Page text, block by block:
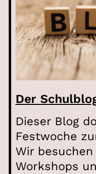
Der
Dieser Blog
Festwoche
Wir
Workshops